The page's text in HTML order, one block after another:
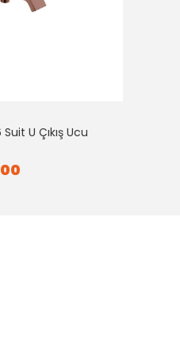
U Çıkış Ucu